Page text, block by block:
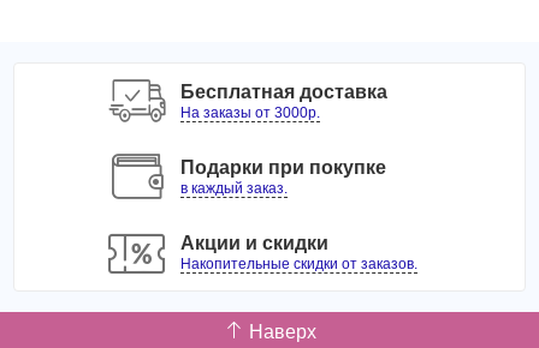
Бесплатная доставка
На заказы от 3000р.
Подарки при покупке
в каждый заказ.
Акции и скидки
Накопительные скидки от заказов.
Наверх